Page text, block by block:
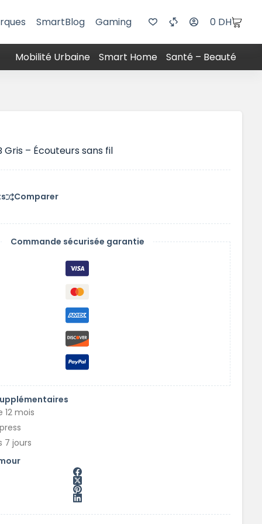
SmartBlog Gaming 0 DH
Mobilité Urbaine Smart Home Santé – Beauté
Gris – Écouteurs sans fil
Comparer
Commande sécurisée garantie
12 mois
7 jours